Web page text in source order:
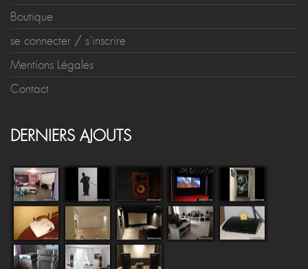
Boutique
se connecter / s'inscrire
Mentions Légales
Contact
DERNIERS AJOUTS